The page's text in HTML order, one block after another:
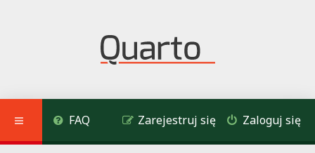
FAQ Zaloguj się
Zarejestruj się